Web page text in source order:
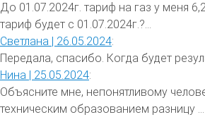
До 01.07.2024г. тариф на газ у меня
тариф будет с 01.07.2024г.?...
Светлана | 26.05.2024:
Передала, спасибо. Когда будет
Нина | 25.05.2024:
Объясните мне, непонятливому
техническим образованием разницу ...